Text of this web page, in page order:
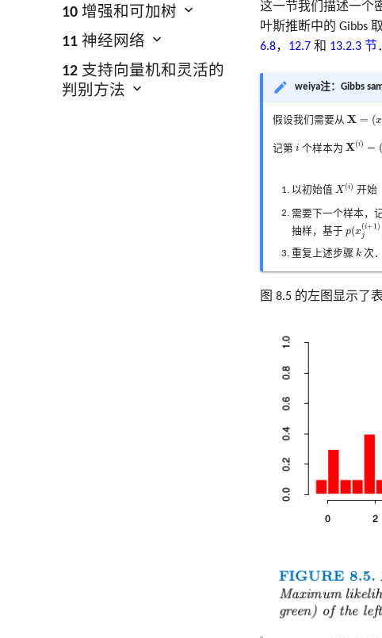
10 增强和可加树
11 神经网络
12 支持向量机和灵活的
判别方法
这一节我们描述一个
叶斯推断中的 Gibbs
6.8， 12.7 和 13.2.3 节
weiya注：Gibbs
假设我们需要从 X = (x
X= ,x
记第 ii 个样本为 X(i) =
) =
以初始值 X (i)
X(i)
开始
需要下一个样本，
抽样，基于 p(x
(i+1)
j
( i + 1)
重复上述步骤 k
k 次．
图 8.5 的左图显示了